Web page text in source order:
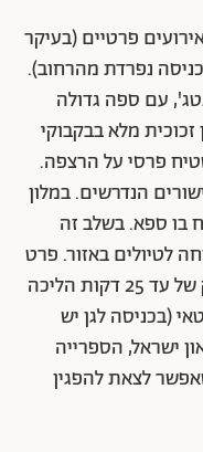
פרטיים (בעיקר
נפרדת מהרחוב).
עם ספה גדולה
מלא בבקבוקי
פרסי על הרצפה.
הנדרשים. במלון
בו ספא. בשלב זה
לטיולים באזור. פרט
לסמטאות היפות של רחביה, במרחק של עד 25 דקות הליכה
(בכניסה לגן יש
ישראל, הספרייה
לצאת להפגין